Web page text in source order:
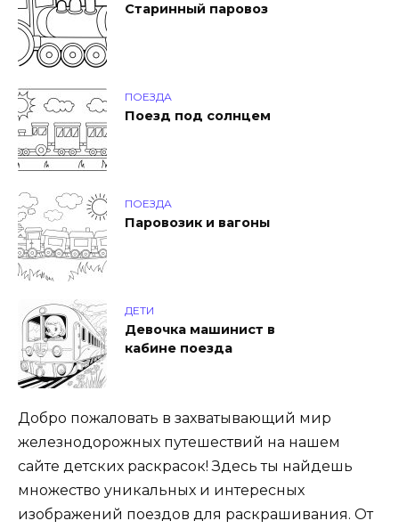
Старинный паровоз
ПОЕЗДА
Поезд под солнцем
ПОЕЗДА
Паровозик и вагоны
ДЕТИ
Девочка машинист в
кабине поезда
Добро пожаловать в захватывающий мир
железнодорожных путешествий на нашем
сайте детских раскрасок! Здесь ты найдешь
множество уникальных и интересных
изображений поездов для раскрашивания. От